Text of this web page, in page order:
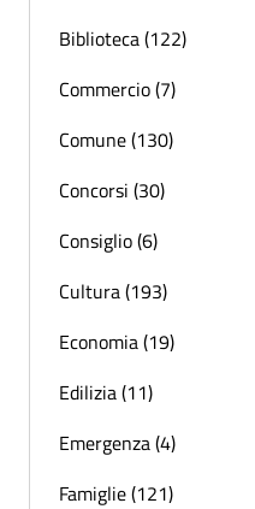
Biblioteca (122)
Commercio (7)
Comune (130)
Concorsi (30)
Consiglio (6)
Cultura (193)
Economia (19)
Edilizia (11)
Emergenza (4)
Famiglie (121)